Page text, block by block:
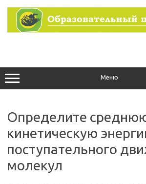
содержимому
Меню
Определите
кинетическую
поступательного
молекул